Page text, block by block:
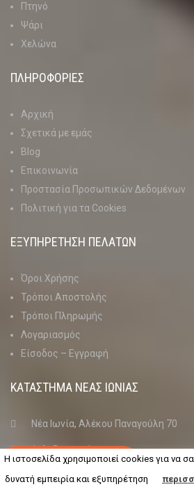
Πτηνό
Ψάρι
Χελώνα
ΠΛΗΡΟΦΟΡΙΕΣ
Αρχική
Σχετικά με εμάς
Blog
Επικοινωνία
Προστασία Προσωπικών Δεδομένων
Πολιτική για τα Cookies
ΕΞΥΠΗΡΕΤΗΣΗ ΠΕΛΑΤΩΝ
Όροι Χρήσης
Τρόποι Αποστολής
Τρόποι Πληρωμής
Λογαριασμός
Είσοδος – Εγγραφή
ΚΑΤΑΣΤΗΜΑ ΝΈΑΣ ΙΩΝΊΑΣ
Νέα Ιωνία, Αλέκου Παναγούλη 70
info@petaction.gr
210 27 19 759
+30 210 27 19 759
H ιστοσελίδα χρησιμοποιεί cookies για να
δυνατή εμπειρία και εξυπηρέτηση